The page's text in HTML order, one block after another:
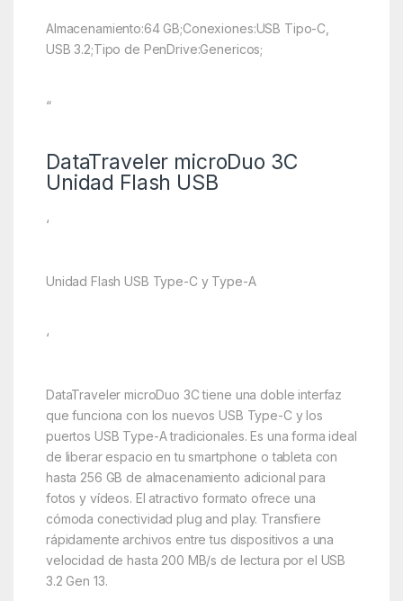
Almacenamiento:64 GB;Conexiones:USB Tipo-C,
USB 3.2;Tipo de PenDrive:Genericos;
“
DataTraveler microDuo 3C
Unidad Flash USB
‘
Unidad Flash USB Type-C y Type-A
‘
DataTraveler microDuo 3C tiene una doble interfaz
que funciona con los nuevos USB Type-C y los
puertos USB Type-A tradicionales. Es una forma ideal
de liberar espacio en tu smartphone o tableta con
hasta 256 GB de almacenamiento adicional para
fotos y vídeos. El atractivo formato ofrece una
cómoda conectividad plug and play. Transfiere
rápidamente archivos entre tus dispositivos a una
velocidad de hasta 200 MB/s de lectura por el USB
3.2 Gen 13.